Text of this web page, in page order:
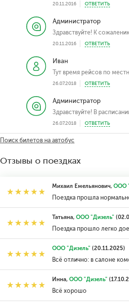
20.11.2016 ОТВЕТИТЬ
Администратор
Здравствуйте! К
20.11.2016 ОТВЕТИТЬ
Иван
Тут время рейсов по
26.07.2018 ОТВЕТИТЬ
Администратор
Здравствуйте! В
26.07.2018 ОТВЕТИТЬ
Поиск билетов на автобус
Отзывы о поездках
Михаил Емельянович, ООО
Поездка прошла
Татьяна, ООО "Дизель"
Поездка прошло легко
ООО "Дизель" (20.11.2025)
Всё отлично: в салоне
Инна, ООО "Дизель"
Всё хорошо